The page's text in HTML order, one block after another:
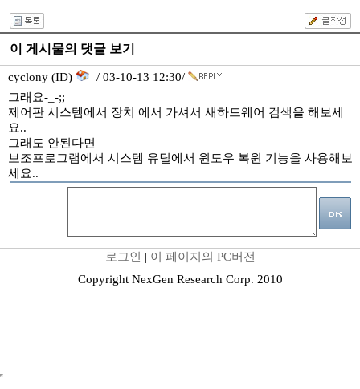
이 게시물의 댓글 보기
cyclony (ID)
/ 03-10-13 12:30/
그래요-_-;;
제어판 시스템에서 장치 에서 가셔서 새하드웨어 검색을 해보세
요..
그래도 안된다면
보조프로그램에서 시스템 유틸에서 원도우 복원 기능을 사용해보
세요..
로그인 | 이 페이지의 PC버전
Copyright NexGen Research Corp. 2010